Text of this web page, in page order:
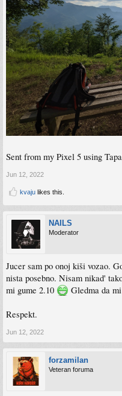
Sent from my Pixel 5 using
Jun 12, 2022
kvaju likes this.
NAILS
Moderator
Jucer sam po onoj kiši vozao.
nista posebno. Nisam nikad'
mi gume 2.10
Gledma da
Respekt.
Jun 12, 2022
forzamilan
Veteran foruma